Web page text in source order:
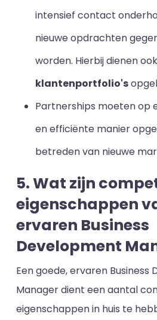
intensief contact
nieuwe opdrachten
worden. Hierbij dienen ook
klantenportfolio's
Partnerships moeten op
en efficiënte manier
betreden van nieuwe
5. Wat zijn
eigenschappen
ervaren Business
Development
Een goede, ervaren Business
Manager dient een aantal
eigenschappen in huis te